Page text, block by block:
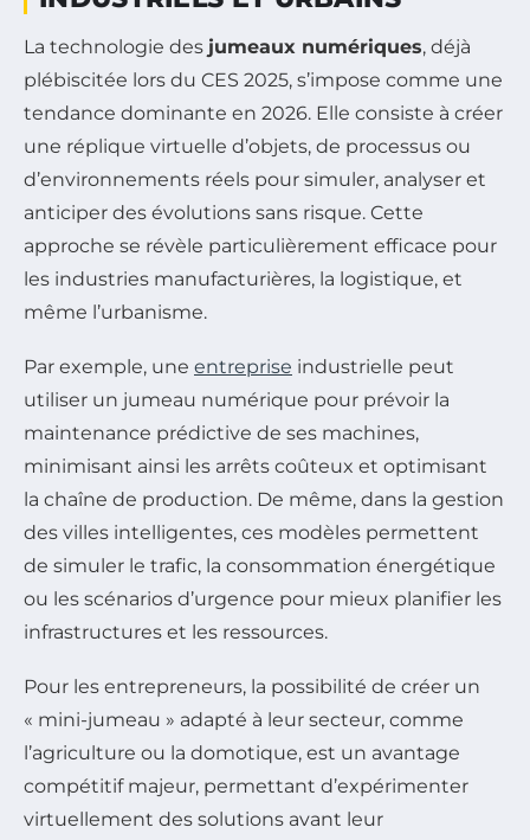
La technologie des jumeaux numériques, déjà
plébiscitée lors du CES 2025, s’impose comme une
tendance dominante en 2026. Elle consiste à créer
une réplique virtuelle d’objets, de processus ou
d’environnements réels pour simuler, analyser et
anticiper des évolutions sans risque. Cette
approche se révèle particulièrement efficace pour
les industries manufacturières, la logistique, et
même l’urbanisme.
Par exemple, une entreprise industrielle peut
utiliser un jumeau numérique pour prévoir la
maintenance prédictive de ses machines,
minimisant ainsi les arrêts coûteux et optimisant
la chaîne de production. De même, dans la gestion
des villes intelligentes, ces modèles permettent
de simuler le trafic, la consommation énergétique
ou les scénarios d’urgence pour mieux planifier les
infrastructures et les ressources.
Pour les entrepreneurs, la possibilité de créer un
« mini-jumeau » adapté à leur secteur, comme
l’agriculture ou la domotique, est un avantage
compétitif majeur, permettant d’expérimenter
virtuellement des solutions avant leur